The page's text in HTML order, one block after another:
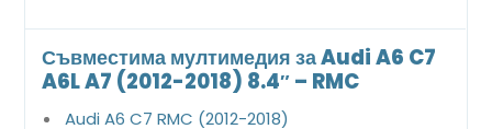
Съвместима мултимедия за Audi A6 C7
A6L A7 (2012-2018) 8.4″ – RMC
Audi A6 C7 RMC (2012-2018)